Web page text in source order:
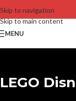
Skip to navigation
Skip to main content
MENU
LEGO